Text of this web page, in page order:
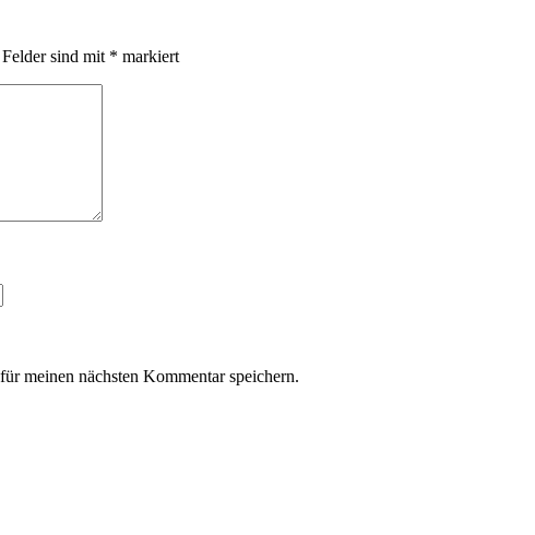
sind mit * markiert
meinen nächsten Kommentar speichern.